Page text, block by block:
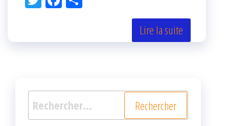
k r
Lire la suite
Rechercher :